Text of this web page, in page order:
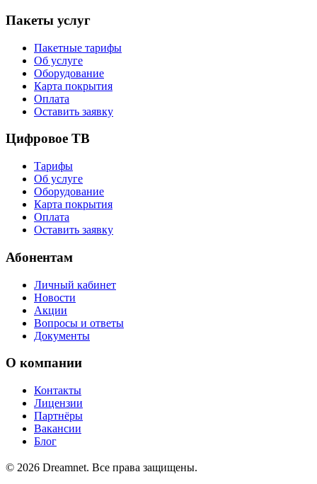
Пакеты услуг
Пакетные тарифы
Об услуге
Оборудование
Карта покрытия
Оплата
Оставить заявку
Цифровое ТВ
Тарифы
Об услуге
Оборудование
Карта покрытия
Оплата
Оставить заявку
Абонентам
Личный кабинет
Новости
Акции
Вопросы и ответы
Документы
О компании
Контакты
Лицензии
Партнёры
Вакансии
Блог
© 2026 Dreamnet. Все права защищены.